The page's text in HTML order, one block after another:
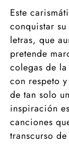
Este
conquistar
letras, que
pretende
colegas de
con respeto
de tan solo
inspiración
canciones
transcurso